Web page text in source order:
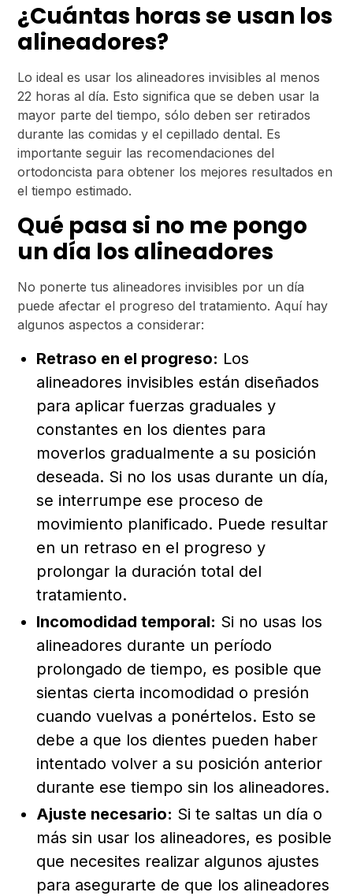
¿Cuántas horas se usan los
alineadores?
Lo ideal es usar los alineadores invisibles al menos
22 horas al día. Esto significa que se deben usar la
mayor parte del tiempo, sólo deben ser retirados
durante las comidas y el cepillado dental. Es
importante seguir las recomendaciones del
ortodoncista para obtener los mejores resultados en
el tiempo estimado.
Qué pasa si no me pongo
un día los alineadores
No ponerte tus alineadores invisibles por un día
puede afectar el progreso del tratamiento. Aquí hay
algunos aspectos a considerar:
Retraso en el progreso: Los
alineadores invisibles están diseñados
para aplicar fuerzas graduales y
constantes en los dientes para
moverlos gradualmente a su posición
deseada. Si no los usas durante un día,
se interrumpe ese proceso de
movimiento planificado. Puede resultar
en un retraso en el progreso y
prolongar la duración total del
tratamiento.
Incomodidad temporal: Si no usas los
alineadores durante un período
prolongado de tiempo, es posible que
sientas cierta incomodidad o presión
cuando vuelvas a ponértelos. Esto se
debe a que los dientes pueden haber
intentado volver a su posición anterior
durante ese tiempo sin los alineadores.
Ajuste necesario: Si te saltas un día o
más sin usar los alineadores, es posible
que necesites realizar algunos ajustes
para asegurarte de que los alineadores